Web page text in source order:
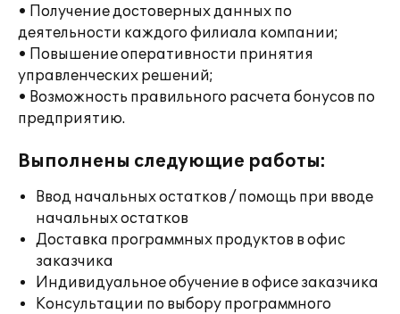
• Получение достоверных данных по
деятельности каждого филиала компании;
• Повышение оперативности принятия
управленческих решений;
• Возможность правильного расчета бонусов по
предприятию.
Выполнены следующие работы:
Ввод начальных остатков / помощь при вводе
начальных остатков
Доставка программных продуктов в офис
заказчика
Индивидуальное обучение в офисе заказчика
Консультации по выбору программного